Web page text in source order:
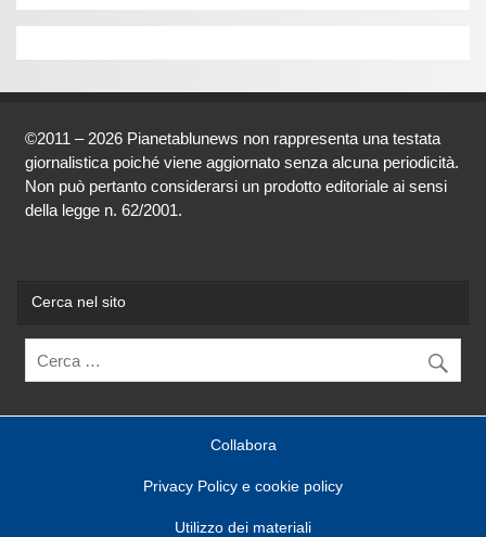
©2011 – 2026 Pianetablunews non rappresenta una testata
giornalistica poiché viene aggiornato senza alcuna periodicità.
Non può pertanto considerarsi un prodotto editoriale ai sensi
della legge n. 62/2001.
Cerca nel sito
Collabora
Privacy Policy e cookie policy
Utilizzo dei materiali